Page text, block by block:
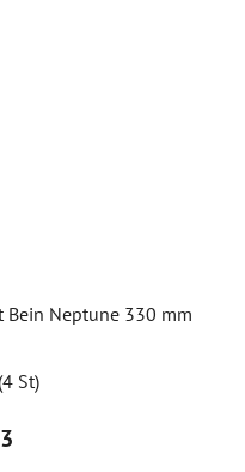
Bein Neptune 330 mm
(4 St)